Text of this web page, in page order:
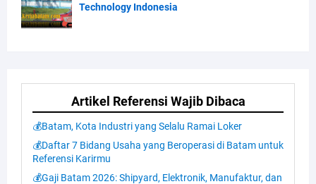
Technology Indonesia
Artikel Referensi Wajib Dibaca
💰Batam, Kota Industri yang Selalu Ramai Loker
💰Daftar 7 Bidang Usaha yang Beroperasi di Batam untuk
Referensi Karirmu
💰Gaji Batam 2026: Shipyard, Elektronik, Manufaktur, dan